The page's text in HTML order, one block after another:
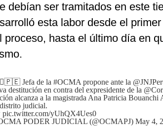
debían ser tramitados en este
esta labor desde el
proceso, hasta el último día en
Jefa de la #OCMA propone ante la
destitución en contra del expresidente de la
alcanza a la magistrada Ana Patricia
judicial.
pic.twitter.com/yUhQX4Ues0
PODER JUDICIAL (@OCMAPJ) May 4,